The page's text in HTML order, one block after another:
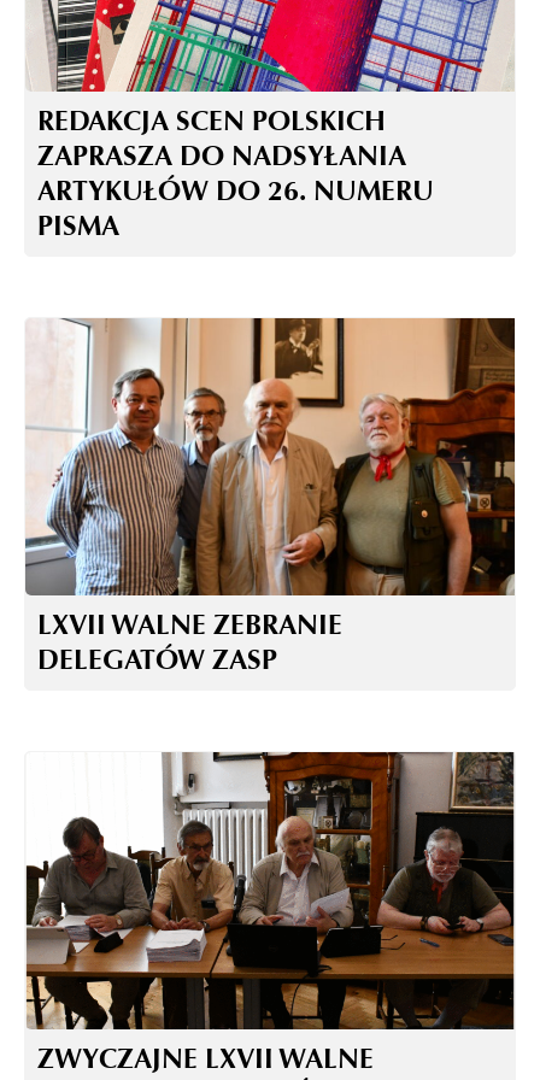
REDAKCJA SCEN POLSKICH
ZAPRASZA DO NADSYŁANIA
ARTYKUŁÓW DO 26. NUMERU
PISMA
LXVII WALNE ZEBRANIE
DELEGATÓW ZASP
ZWYCZAJNE LXVII WALNE